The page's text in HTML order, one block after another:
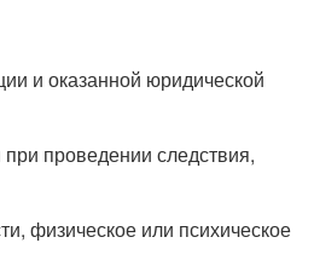
и оказанной юридической
проведении следствия,
физическое или психическое